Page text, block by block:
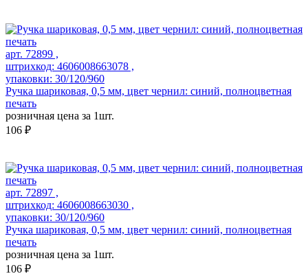
арт. 72899 ,
штрихкод: 4606008663078 ,
упаковки: 30/120/960
Ручка шариковая, 0,5 мм, цвет чернил: синий, полноцветная
печать
розничная цена за 1шт.
106 ₽
арт. 72897 ,
штрихкод: 4606008663030 ,
упаковки: 30/120/960
Ручка шариковая, 0,5 мм, цвет чернил: синий, полноцветная
печать
розничная цена за 1шт.
106 ₽